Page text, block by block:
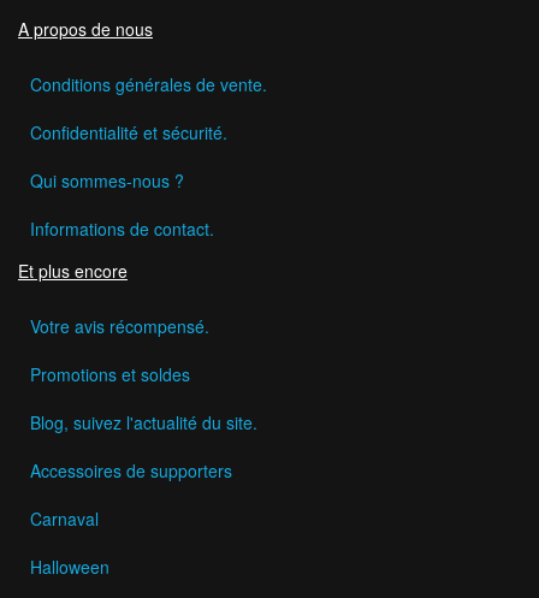
A propos de nous
Conditions générales de vente.
Confidentialité et sécurité.
Qui sommes-nous ?
Informations de contact.
Et plus encore
Votre avis récompensé.
Promotions et soldes
Blog, suivez l'actualité du site.
Accessoires de supporters
Carnaval
Halloween